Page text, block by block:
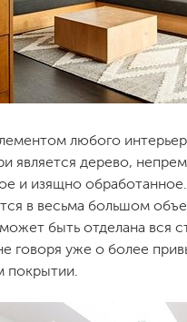
любого
является дерево,
и изящно
в весьма большом
быть отделана вся
говоря уже о более
покрытии.